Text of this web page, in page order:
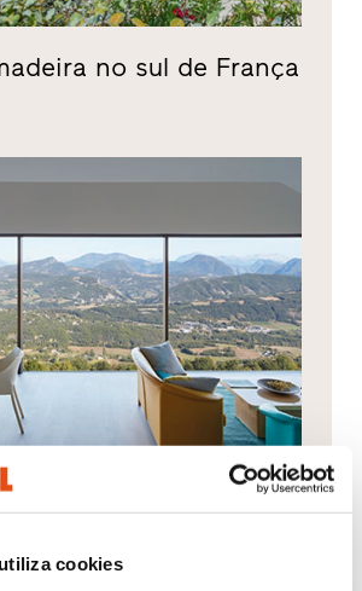
cookies
no sul de França
Dauphiné